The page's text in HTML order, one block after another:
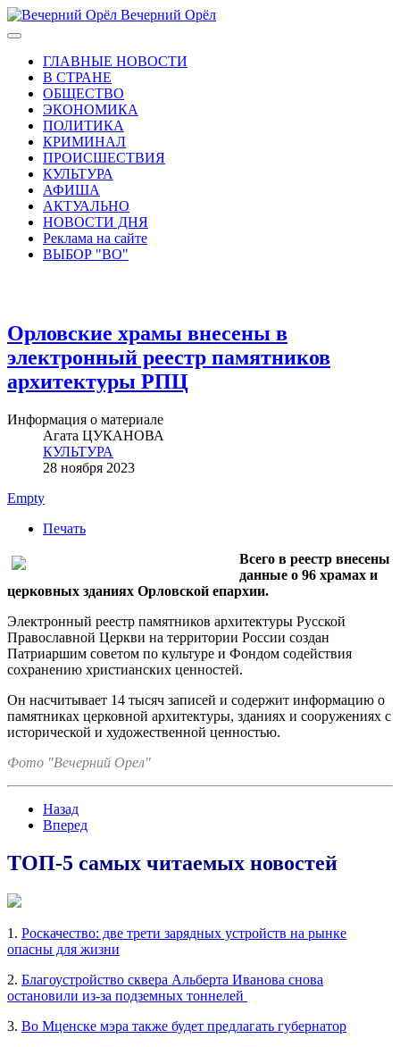
Вечерний Орёл
ГЛАВНЫЕ НОВОСТИ
В СТРАНЕ
ОБЩЕСТВО
ЭКОНОМИКА
ПОЛИТИКА
КРИМИНАЛ
ПРОИСШЕСТВИЯ
КУЛЬТУРА
АФИША
АКТУАЛЬНО
НОВОСТИ ДНЯ
Реклама на сайте
ВЫБОР "ВО"
Орловские храмы внесены в
электронный реестр памятников
архитектуры РПЦ
Информация о материале
Агата ЦУКАНОВА
КУЛЬТУРА
28 ноября 2023
Empty
Печать
Всего в реестр внесены
данные о 96 храмах и
церковных зданиях Орловской епархии.
Электронный реестр памятников архитектуры Русской
Православной Церкви на территории России создан
Патриаршим советом по культуре и Фондом содействия
сохранению христианских ценностей.
Он насчитывает 14 тысяч записей и содержит информацию о
памятниках церковной архитектуры, зданиях и сооружениях с
исторической и художественной ценностью.
Фото "Вечерний Орел"
Назад
Вперед
ТОП-5 самых читаемых новостей
1. Роскачество: две трети зарядных устройств на рынке
опасны для жизни
2. Благоустройство сквера Альберта Иванова снова
остановили из-за подземных тоннелей
3. Во Мценске мэра также будет предлагать губернатор